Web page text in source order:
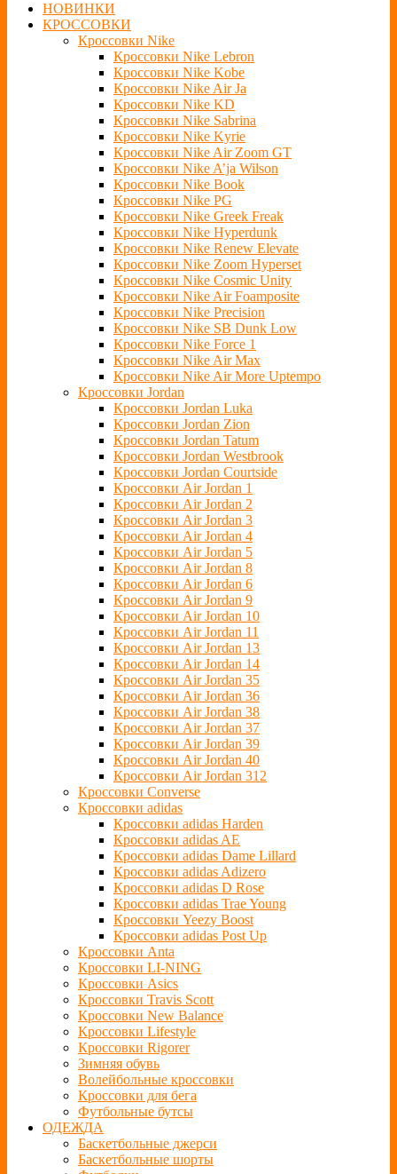
НОВИНКИ
КРОССОВКИ
Кроссовки Nike
Кроссовки Nike Lebron
Кроссовки Nike Kobe
Кроссовки Nike Air Ja
Кроссовки Nike KD
Кроссовки Nike Sabrina
Кроссовки Nike Kyrie
Кроссовки Nike Air Zoom GT
Кроссовки Nike A’ja Wilson
Кроссовки Nike Book
Кроссовки Nike PG
Кроссовки Nike Greek Freak
Кроссовки Nike Hyperdunk
Кроссовки Nike Renew Elevate
Кроссовки Nike Zoom Hyperset
Кроссовки Nike Cosmic Unity
Кроссовки Nike Air Foamposite
Кроссовки Nike Precision
Кроссовки Nike SB Dunk Low
Кроссовки Nike Force 1
Кроссовки Nike Air Max
Кроссовки Nike Air More Uptempo
Кроссовки Jordan
Кроссовки Jordan Luka
Кроссовки Jordan Zion
Кроссовки Jordan Tatum
Кроссовки Jordan Westbrook
Кроссовки Jordan Courtside
Кроссовки Air Jordan 1
Кроссовки Air Jordan 2
Кроссовки Air Jordan 3
Кроссовки Air Jordan 4
Кроссовки Air Jordan 5
Кроссовки Air Jordan 8
Кроссовки Air Jordan 6
Кроссовки Air Jordan 9
Кроссовки Air Jordan 10
Кроссовки Air Jordan 11
Кроссовки Air Jordan 13
Кроссовки Air Jordan 14
Кроссовки Air Jordan 35
Кроссовки Air Jordan 36
Кроссовки Air Jordan 38
Кроссовки Air Jordan 37
Кроссовки Air Jordan 39
Кроссовки Air Jordan 40
Кроссовки Air Jordan 312
Кроссовки Converse
Кроссовки adidas
Кроссовки adidas Harden
Кроссовки adidas AE
Кроссовки adidas Dame Lillard
Кроссовки adidas Adizero
Кроссовки adidas D Rose
Кроссовки adidas Trae Young
Кроссовки Yeezy Boost
Кроссовки adidas Post Up
Кроссовки Anta
Кроссовки LI-NING
Кроссовки Asics
Кроссовки Travis Scott
Кроссовки New Balance
Кроссовки Lifestyle
Кроссовки Rigorer
Зимняя обувь
Волейбольные кроссовки
Кроссовки для бега
Футбольные бутсы
ОДЕЖДА
Баскетбольные джерси
Баскетбольные шорты